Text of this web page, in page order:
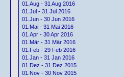
01.Aug - 31 Aug 2016
01.Jul - 31 Jul 2016
01.Jun - 30 Jun 2016
01.Mai - 31 Mai 2016
01.Apr - 30 Apr 2016
01.Mär - 31 Mär 2016
01.Feb - 29 Feb 2016
01.Jan - 31 Jan 2016
01.Dez - 31 Dez 2015
01.Nov - 30 Nov 2015